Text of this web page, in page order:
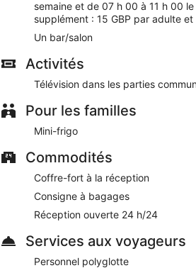
Central Park Hotel offre de
un personnel polyglotte, un service
visites touristiques ou l'achat de billets
nettoyage à sec / blanchisserie. Le
gratuitement dans les espaces
abrite un bar / salon, l'idéal pour
coffre-fort à la réception, une
Cet hôtel 3 de Londres est non-
Moyennant un supplément, les clients
petit déjeuner complet en semaine de
week-end de 07 h 00 à 11 h 00.
semaine et de 07 h 00 à 11 h 00
supplément : 15 GBP par adulte
Un bar/salon
Activités
Télévision dans les parties
Pour les familles
Mini-frigo
Commodités
Coffre-fort à la réception
Consigne à bagages
Réception ouverte 24 h/24
Services aux voyageurs
Personnel polyglotte